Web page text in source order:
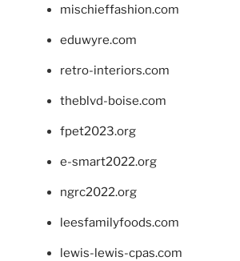
mischieffashion.com
eduwyre.com
retro-interiors.com
theblvd-boise.com
fpet2023.org
e-smart2022.org
ngrc2022.org
leesfamilyfoods.com
lewis-lewis-cpas.com